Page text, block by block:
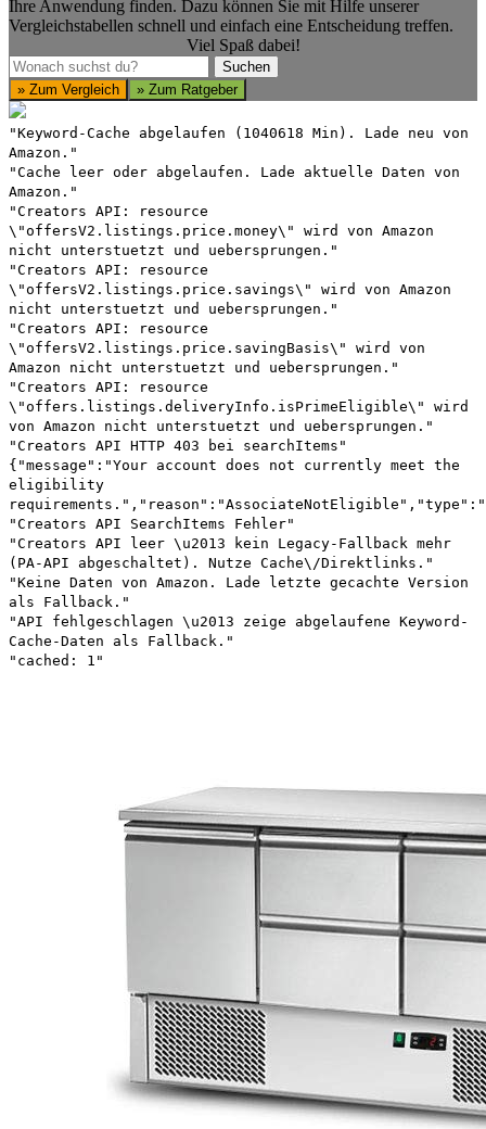
Ihre Anwendung finden. Dazu können Sie mit Hilfe unserer
Vergleichstabellen schnell und einfach eine Entscheidung treffen.
Viel Spaß dabei!
Suchen
Suchen
» Zum Vergleich
» Zum Ratgeber
"Keyword-Cache abgelaufen (1040618 Min). Lade neu von
Amazon."
"Cache leer oder abgelaufen. Lade aktuelle Daten von
Amazon."
"Creators API: resource
\"offersV2.listings.price.money\" wird von Amazon
nicht unterstuetzt und uebersprungen."
"Creators API: resource
\"offersV2.listings.price.savings\" wird von Amazon
nicht unterstuetzt und uebersprungen."
"Creators API: resource
\"offersV2.listings.price.savingBasis\" wird von
Amazon nicht unterstuetzt und uebersprungen."
"Creators API: resource
\"offers.listings.deliveryInfo.isPrimeEligible\" wird
von Amazon nicht unterstuetzt und uebersprungen."
"Creators API HTTP 403 bei searchItems"
{"message":"Your account does not currently meet the
eligibility
"Creators API SearchItems Fehler"
"Creators API leer \u2013 kein Legacy-Fallback mehr
(PA-API abgeschaltet). Nutze Cache\/Direktlinks."
"Keine Daten von Amazon. Lade letzte gecachte Version
als Fallback."
"API fehlgeschlagen \u2013 zeige abgelaufene Keyword-
Cache-Daten als Fallback."
"cached: 1"